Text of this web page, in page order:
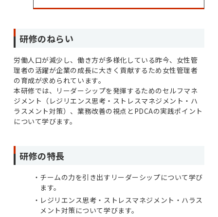
研修のねらい
労働人口が減少し、働き方が多様化している昨今、女性管
理者の活躍が企業の成長に大きく貢献するため女性管理者
の育成が求められています。
本研修では、リーダーシップを発揮するためのセルフマネ
ジメント（レジリエンス思考・ストレスマネジメント・ハ
ラスメント対策）、業務改善の視点とPDCAの実践ポイント
について学びます。
研修の特長
チームの力を引き出すリーダーシップについて学び
ます。
レジリエンス思考・ストレスマネジメント・ハラス
メント対策について学びます。